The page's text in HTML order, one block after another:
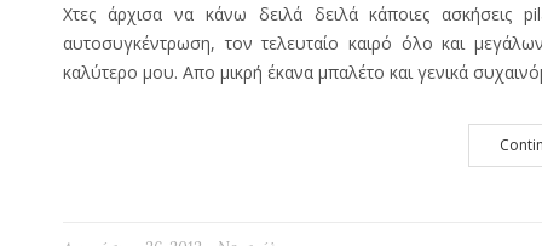
Χτες άρχισα να κάνω δειλά δειλά κάποιες ασκήσεις
αυτοσυγκέντρωση, τον τελευταίο καιρό όλο και
καλύτερο μου. Απο μικρή έκανα μπαλέτο και γενικά